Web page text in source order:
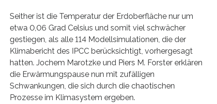
Seither ist die Temperatur der Erdoberfläche nur um
etwa 0,06 Grad Celsius und somit viel schwächer
gestiegen, als alle 114 Modellsimulationen, die der
Klimabericht des IPCC berücksichtigt, vorhergesagt
hatten. Jochem Marotzke und Piers M. Forster erklären
die Erwärmungspause nun mit zufälligen
Schwankungen, die sich durch die chaotischen
Prozesse im Klimasystem ergeben.